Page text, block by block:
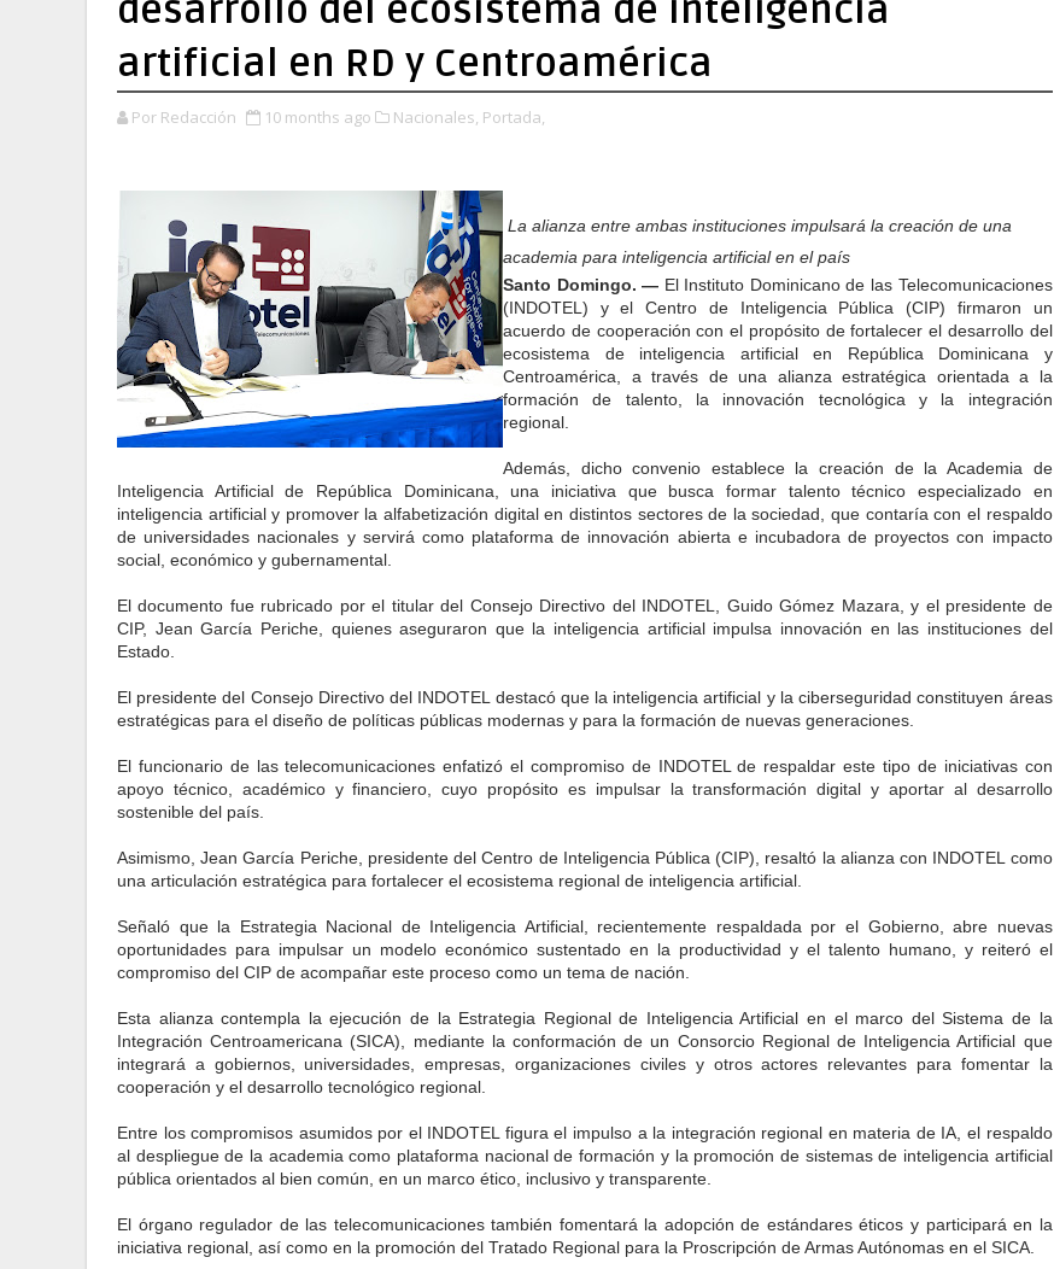
desarrollo del ecosistema de inteligencia
artificial en RD y Centroamérica
Por Redacción 10 months ago Nacionales, Portada,
La alianza entre ambas instituciones impulsará la creación de una
academia para inteligencia artificial en el país
Santo Domingo. — El Instituto Dominicano de las Telecomunicaciones
(INDOTEL) y el Centro de Inteligencia Pública (CIP) firmaron un
acuerdo de cooperación con el propósito de fortalecer el desarrollo del
ecosistema de inteligencia artificial en República Dominicana y
Centroamérica, a través de una alianza estratégica orientada a la
formación de talento, la innovación tecnológica y la integración
regional.
Además, dicho convenio establece la creación de la Academia de
Inteligencia Artificial de República Dominicana, una iniciativa que busca formar talento técnico especializado en
inteligencia artificial y promover la alfabetización digital en distintos sectores de la sociedad, que contaría con el respaldo
de universidades nacionales y servirá como plataforma de innovación abierta e incubadora de proyectos con impacto
social, económico y gubernamental.
El documento fue rubricado por el titular del Consejo Directivo del INDOTEL, Guido Gómez Mazara, y el presidente de
CIP, Jean García Periche, quienes aseguraron que la inteligencia artificial impulsa innovación en las instituciones del
Estado.
El presidente del Consejo Directivo del INDOTEL destacó que la inteligencia artificial y la ciberseguridad constituyen áreas
estratégicas para el diseño de políticas públicas modernas y para la formación de nuevas generaciones.
El funcionario de las telecomunicaciones enfatizó el compromiso de INDOTEL de respaldar este tipo de iniciativas con
apoyo técnico, académico y financiero, cuyo propósito es impulsar la transformación digital y aportar al desarrollo
sostenible del país.
Asimismo, Jean García Periche, presidente del Centro de Inteligencia Pública (CIP), resaltó la alianza con INDOTEL como
una articulación estratégica para fortalecer el ecosistema regional de inteligencia artificial.
Señaló que la Estrategia Nacional de Inteligencia Artificial, recientemente respaldada por el Gobierno, abre nuevas
oportunidades para impulsar un modelo económico sustentado en la productividad y el talento humano, y reiteró el
compromiso del CIP de acompañar este proceso como un tema de nación.
Esta alianza contempla la ejecución de la Estrategia Regional de Inteligencia Artificial en el marco del Sistema de la
Integración Centroamericana (SICA), mediante la conformación de un Consorcio Regional de Inteligencia Artificial que
integrará a gobiernos, universidades, empresas, organizaciones civiles y otros actores relevantes para fomentar la
cooperación y el desarrollo tecnológico regional.
Entre los compromisos asumidos por el INDOTEL figura el impulso a la integración regional en materia de IA, el respaldo
al despliegue de la academia como plataforma nacional de formación y la promoción de sistemas de inteligencia artificial
pública orientados al bien común, en un marco ético, inclusivo y transparente.
El órgano regulador de las telecomunicaciones también fomentará la adopción de estándares éticos y participará en la
iniciativa regional, así como en la promoción del Tratado Regional para la Proscripción de Armas Autónomas en el SICA.